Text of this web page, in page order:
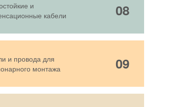
и
кабели
08
и провода для
монтажа
09